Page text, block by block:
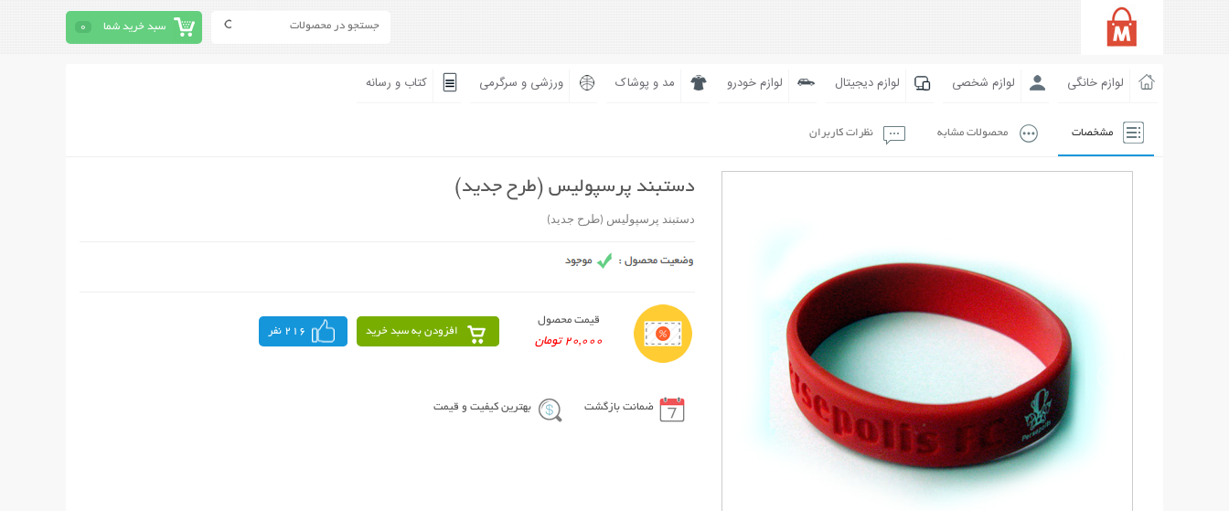
سبد خرید شما 0
لوازم خانگی لوازم شخصی لوازم دیجیتال لوازم خودرو مد و پوشاک ورزشی و سرگرمی کتاب و رسانه
مشخصات محصولات مشابه نظرات کاربران
دستبند پرسپولیس (طرح جدید)
دستبند پرسپولیس (طرح جدید)
قیمت محصول
20,000 تومان
افزودن به سبد خرید 216 نفر
ضمانت بازگشت بهترین کیفیت و قیمت